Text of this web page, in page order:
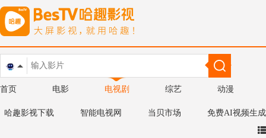
首页 电影 电视剧 综艺 动漫
哈趣影视下载 智能电视网 当贝市场 免费AI视频生成